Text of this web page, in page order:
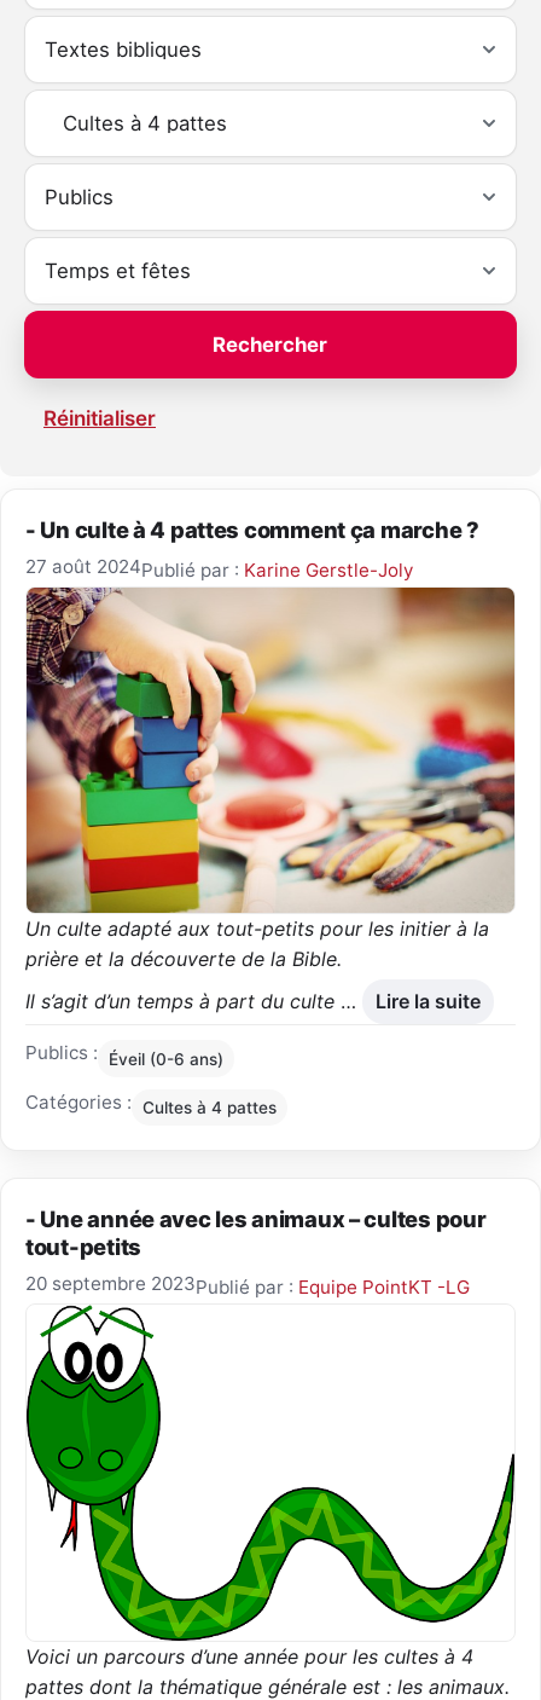
Réinitialiser
- Un culte à 4 pattes comment ça marche ?
27 août 2024Publié par : Karine Gerstle-Joly
Un culte adapté aux tout-petits pour les initier à la
prière et la découverte de la Bible.
Il s’agit d’un temps à part du culte … Lire la suite
Publics : Éveil (0-6 ans)
Catégories : Cultes à 4 pattes
- Une année avec les animaux – cultes pour
tout-petits
20 septembre 2023Publié par : Equipe PointKT -LG
Voici un parcours d’une année pour les cultes à 4
pattes dont la thématique générale est : les animaux.